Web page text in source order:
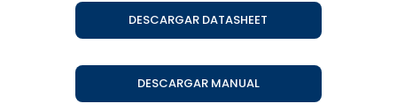
DESCARGAR DATASHEET
DESCARGAR MANUAL